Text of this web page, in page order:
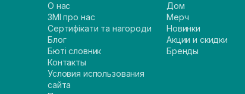
О нас
ЗМІ про нас
Сертифікати та нагороди
Блог
Бюті словник
Контакты
Условия использования
сайта
Дом
Мерч
Новинки
Акции и скидки
Бренды